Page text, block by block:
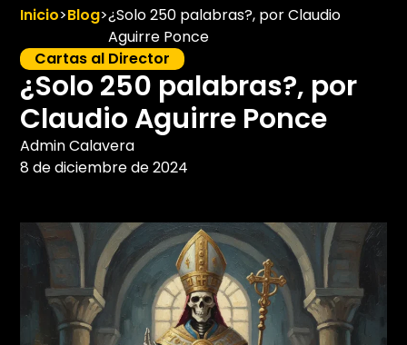
Inicio>Blog>¿Solo 250 palabras?, por Claudio
Aguirre Ponce
Cartas al Director
¿Solo 250 palabras?, por
Claudio Aguirre Ponce
Admin Calavera
8 de diciembre de 2024